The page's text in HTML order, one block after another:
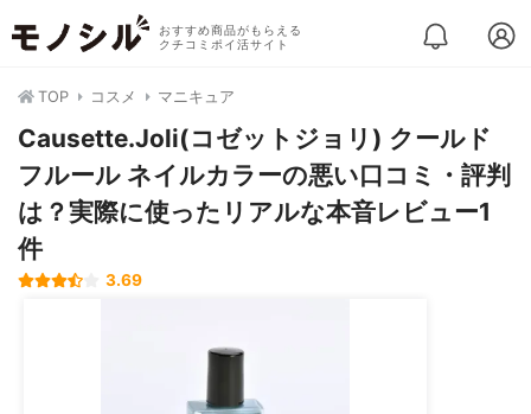
おすすめ商品がもらえる
クチコミポイ活サイト
TOP コスメ マニキュア
Causette.Joli(コゼットジョリ) クールド
フルール ネイルカラーの悪い口コミ・評判
は？実際に使ったリアルな本音レビュー1
件
3.69